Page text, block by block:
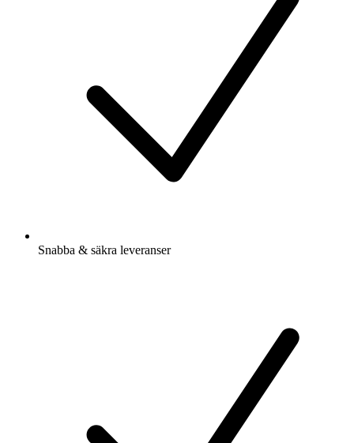
Snabba & säkra leveranser